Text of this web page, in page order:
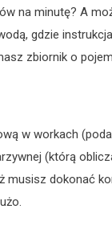
na minutę? A
gdzie
zbiornik o
w workach
(którą
musisz dokonać